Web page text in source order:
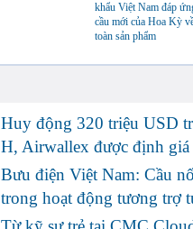
khẩu Việt Nam đáp
cầu mới của Hoa Kỳ
toàn sản phẩm
Huy động 320 triệu USD
H, Airwallex được định
Bưu điện Việt Nam: Cầu
trong hoạt động tương trợ